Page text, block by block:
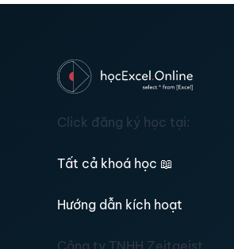
Click đăng ký học tại:
Tất cả khoá học 📖
Hướng dẫn kích hoạt